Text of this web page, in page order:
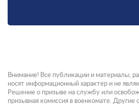
Внимание! Все публикации и материалы,
носят информационный характер и не
Решение о призыве на службу или
призывная комиссия в военкомате. Другие